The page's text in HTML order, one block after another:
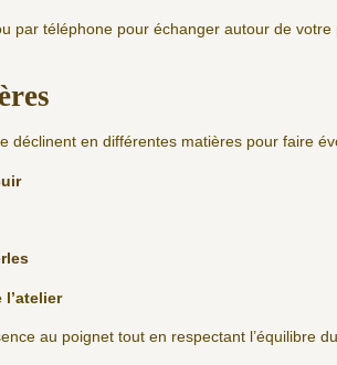
par téléphone pour échanger autour de
déclinent en différentes matières pour faire
l’atelier
au poignet tout en respectant l’équilibre